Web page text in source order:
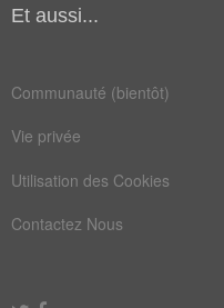
Et aussi...
Communauté (bientôt)
Vie privée
Utilisation des Cookies
Contactez Nous